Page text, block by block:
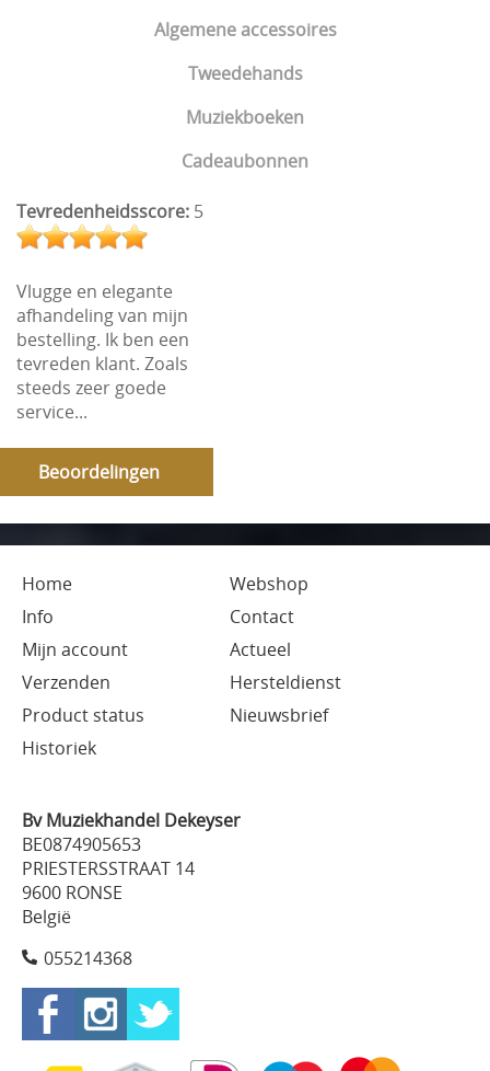
Algemene accessoires
Tweedehands
Muziekboeken
Cadeaubonnen
Tevredenheidsscore: 5
Vlugge en elegante
afhandeling van mijn
bestelling. Ik ben een
tevreden klant. Zoals
steeds zeer goede
service...
Beoordelingen
Home
Webshop
Info
Contact
Mijn account
Actueel
Verzenden
Hersteldienst
Product status
Nieuwsbrief
Historiek
Bv Muziekhandel Dekeyser
BE0874905653
PRIESTERSSTRAAT 14
9600 RONSE
België
055214368